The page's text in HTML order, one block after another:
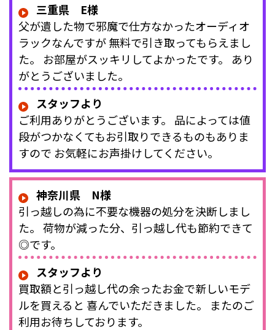
三重県 E様
父が遺した物で邪魔で仕方なかったオーディオ
ラックなんですが 無料で引き取ってもらえまし
た。 お部屋がスッキリしてよかったです。 あり
がとうございました。
スタッフより
ご利用ありがとうございます。 品によっては値
段がつかなくてもお引取りできるものもありま
すので お気軽にお声掛けしてください。
神奈川県 N様
引っ越しの為に不要な機器の処分を決断しまし
た。 荷物が減った分、引っ越し代も節約できて
◎です。
スタッフより
買取額と引っ越し代の余ったお金で新しいモデ
ルを買えると 喜んでいただきました。 またのご
利用お待ちしております。